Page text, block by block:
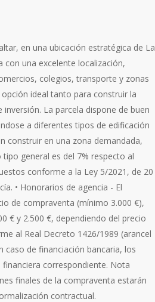
en una ubicación estratégica de La
con una excelente localización,
colegios, transporte y zonas
ideal tanto para construir la
La parcela dispone de buen
a diferentes tipos de edificación
construir en una zona demandada,
general es del 7% respecto al
conforme a la Ley 5/2021, de 20
• Honorarios de agencia - El
de compraventa (mínimo 3.000 €),
€ y 2.500 €, dependiendo del precio
al Real Decreto 1426/1989 (arancel
caso de financiación bancaria, los
correspondiente. Nota
finales de la compraventa estarán
contractual.